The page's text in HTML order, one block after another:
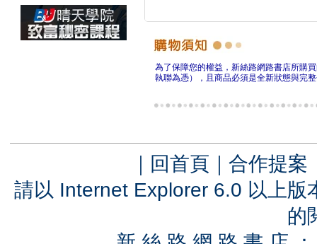
為了保障您的權益，新絲路網路書店所購
執聯為憑），且商品必須是全新狀態與完
｜ 回首頁 ｜ 合作提案
請以 Internet Explorer 6.0 以上
的